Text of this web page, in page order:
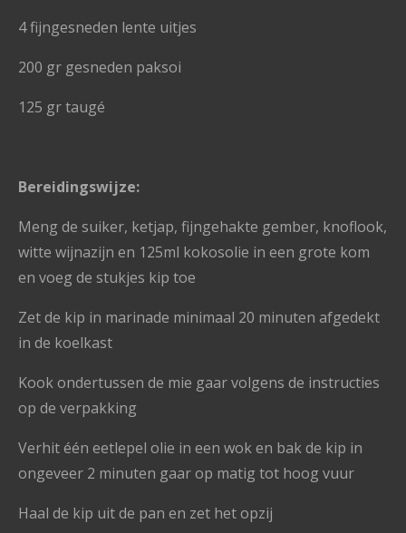
4 fijngesneden lente uitjes
200 gr gesneden paksoi
125 gr taugé
Bereidingswijze:
Meng de suiker, ketjap, fijngehakte gember, knoflook,
witte wijnazijn en 125ml kokosolie in een grote kom
en voeg de stukjes kip toe
Zet de kip in marinade minimaal 20 minuten afgedekt
in de koelkast
Kook ondertussen de mie gaar volgens de instructies
op de verpakking
Verhit één eetlepel olie in een wok en bak de kip in
ongeveer 2 minuten gaar op matig tot hoog vuur
Haal de kip uit de pan en zet het opzij